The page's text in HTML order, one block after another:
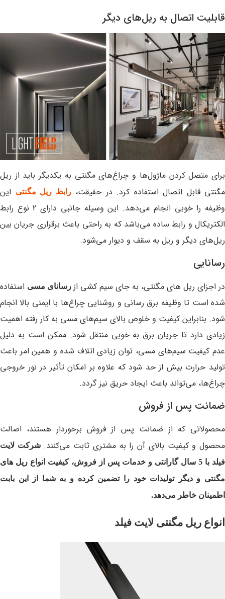
قابلیت اتصال به ریل‌های دیگر
برای متصل کردن ماژول‌ها و چراغ‌های مگنتی به یکدیگر باید از ریل
مگنتی قابل اتصال استفاده کرد. در حقیقت،رابط ریل مگنتی
این
وظیفه را خوبی انجام می‌دهد. این وسیله جانبی دارای 2 نوع رابط
الکتریکال و رابط ساده می‌باشد که به راحتی باعث برقراری جریان بین
ریل‌های دیگر و ریل به سقف و دیوار می‌شود.
رسانایی
در اجزای ریل‌ های مگنتی، به جای سیم کشی از رسانای مسی استفاده
شده است تا وظیفه برق رسانی و روشنایی چراغ‌ها با ایمنی بالا انجام
شود. بنابراین کیفیت و خلوص بالای سیم‌های مسی به کار رفته اهمیت
زیادی دارد تا جریان برق به خوبی منتقل شود. ممکن است به دلیل
عدم کیفیت سیم‌های مسی، توان زیادی اتلاف شده و همین امر باعث
تولید حرارت بیش از حد شود که علاوه بر امکان تأثیر در نور خروجی
چراغ‌ها، می‌تواند باعث ایجاد حریق نیز گردد.
ضمانت پس از فروش
محصولاتی که از ضمانت پس از فروش برخوردار هستند، اصالت
محصول و کیفیت بالای آن را به مشتری ثابت می‌کنند.شرکت لایت
فیلد با 5 سال گارانتی و خدمات پس از فروش، کیفیت انواع ریل های
مگنتی و دیگر تولیدات خود را تضمین کرده و به شما از این بابت
اطمینان خاطر می‌دهد.
انواع ریل مگنتی لایت فیلد